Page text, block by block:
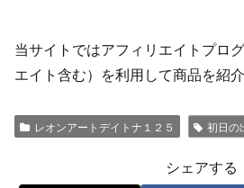
当サイトではアフィリエイトプロ
エイト含む）を利用して商品を紹介
レオンアートデイトナ１２５ 初日の
シェアする